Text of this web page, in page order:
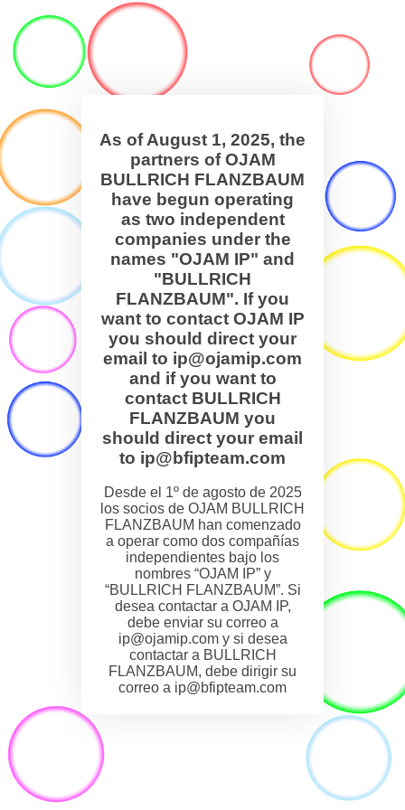
As of August 1, 2025, the
partners of OJAM
BULLRICH FLANZBAUM
have begun operating
as two independent
companies under the
names "OJAM IP" and
"BULLRICH
FLANZBAUM". If you
want to contact OJAM IP
you should direct your
email to ip@ojamip.com
and if you want to
contact BULLRICH
FLANZBAUM you
should direct your email
to ip@bfipteam.com
Desde el 1º de agosto de 2025
los socios de OJAM BULLRICH
FLANZBAUM han comenzado
a operar como dos compañías
independientes bajo los
nombres “OJAM IP” y
“BULLRICH FLANZBAUM”. Si
desea contactar a OJAM IP,
debe enviar su correo a
ip@ojamip.com y si desea
contactar a BULLRICH
FLANZBAUM, debe dirigir su
correo a ip@bfipteam.com